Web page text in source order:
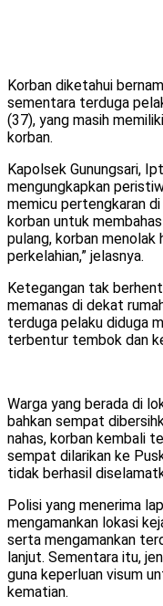
Korban diketahui
sementara terduga
(37), yang masih
korban.
Kapolsek Gunungsari,
mengungkapkan
memicu pertengkaran
korban untuk
pulang, korban
perkelahian,” jelasnya.
Ketegangan tak
memanas di dekat
terduga pelaku diduga
terbentur tembok dan
Warga yang berada di
bahkan sempat
nahas, korban kembali
sempat dilarikan ke
tidak berhasil
Polisi yang menerima
mengamankan lokasi
serta mengamankan
lanjut. Sementara itu,
guna keperluan visum
kematian.